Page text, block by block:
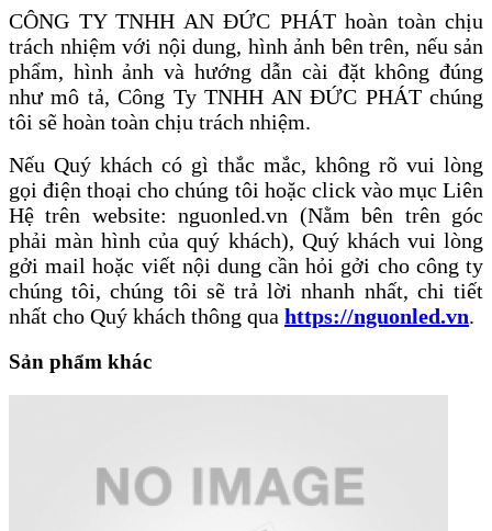
CÔNG TY TNHH AN ĐỨC PHÁT hoàn toàn chịu
trách nhiệm với nội dung, hình ảnh bên trên, nếu sản
phẩm, hình ảnh và hướng dẫn cài đặt không đúng
như mô tả, Công Ty TNHH AN ĐỨC PHÁT chúng
tôi sẽ hoàn toàn chịu trách nhiệm.
Nếu Quý khách có gì thắc mắc, không rõ vui lòng
gọi điện thoại cho chúng tôi hoặc click vào mục Liên
Hệ trên website: nguonled.vn (Nằm bên trên góc
phải màn hình của quý khách), Quý khách vui lòng
gởi mail hoặc viết nội dung cần hỏi gởi cho công ty
chúng tôi, chúng tôi sẽ trả lời nhanh nhất, chi tiết
nhất cho Quý khách thông qua https://nguonled.vn.
Sản phẩm khác